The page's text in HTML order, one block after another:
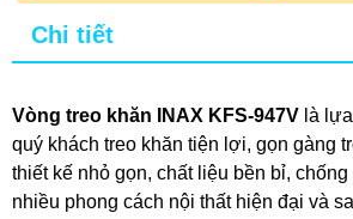
Chi tiết
Vòng treo khăn INAX KFS-947V là
quý khách treo khăn tiện lợi, gọn gàng
thiết kế nhỏ gọn, chất liệu bền bỉ,
nhiều phong cách nội thất hiện đại và